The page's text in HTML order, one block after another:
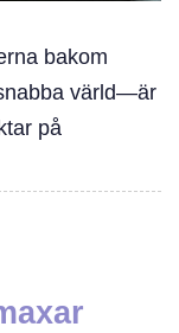
bakom
värld—är
på